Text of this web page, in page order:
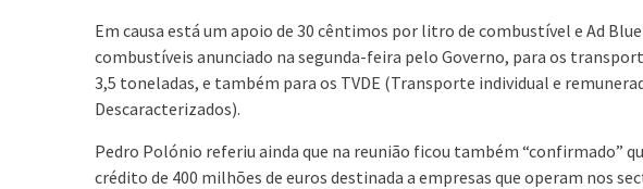
Em causa está um apoio de 30 cêntimos por litro de combustível e Ad
combustíveis anunciado na segunda-feira pelo Governo, para os
3,5 toneladas, e também para os TVDE (Transporte individual e
Descaracterizados).
Pedro Polónio referiu ainda que na reunião ficou também “confirmado”
crédito de 400 milhões de euros destinada a empresas que operam nos